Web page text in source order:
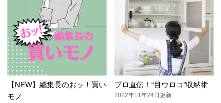
【NEW】編集長のおッ！買い
モノ
プロ直伝！“目ウロコ”収納術
2022年11年24日更新